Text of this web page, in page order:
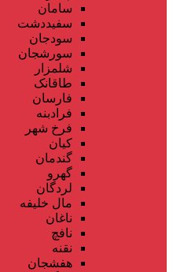
سامان
سفیددشت
سودجان
سورشجان
شلمزار
طاقانک
فارسان
فرادبنه
فرخ شهر
کیان
گندمان
گهرو
لردگان
مال خلیفه
ناغان
نافچ
نقنه
هفشجان